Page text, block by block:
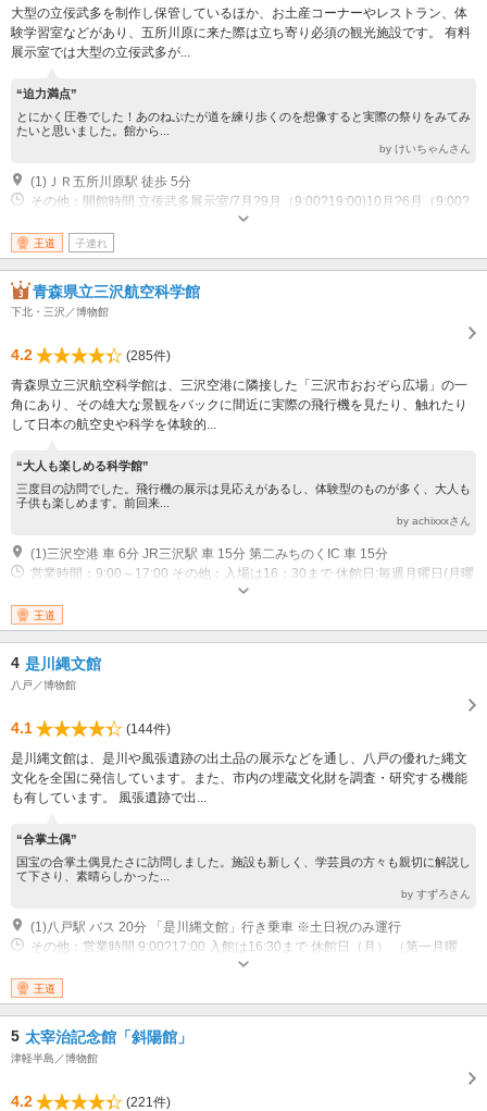
大型の立佞武多を制作し保管しているほか、お土産コーナーやレストラン、体
験学習室などがあり、五所川原に来た際は立ち寄り必須の観光施設です。 有料
展示室では大型の立佞武多が...
“迫力満点”
とにかく圧巻でした！あのねぷたが道を練り歩くのを想像すると実際の祭りをみてみ
たいと思いました。館から...
by けいちゃんさん
(1)ＪＲ五所川原駅 徒歩 5分
その他：開館時間 立佞武多展示室/7月?9月（9:00?19:00)10月?6月（9:00?
17:00） 美術展時ギャラリー/通年（9:00?17:00） 定休日 1月1日（営業の場
合有。要問合せ）
王道 子連れ
青森県立三沢航空科学館
下北・三沢／博物館
4.2
(285件)
青森県立三沢航空科学館は、三沢空港に隣接した「三沢市おおぞら広場」の一
角にあり、その雄大な景観をバックに間近に実際の飛行機を見たり、触れたり
して日本の航空史や科学を体験的...
“大人も楽しめる科学館”
三度目の訪問でした。飛行機の展示は見応えがあるし、体験型のものが多く、大人も
子供も楽しめます。前回来...
by achixxxさん
(1)三沢空港 車 6分 JR三沢駅 車 15分 第二みちのくIC 車 15分
営業時間：9:00～17:00 その他：入場は16：30まで 休館日:毎週月曜日(月曜
日が祝日の場合は翌日)､12月30日?1月1日
王道
4 是川縄文館
八戸／博物館
4.1
(144件)
是川縄文館は、是川や風張遺跡の出土品の展示などを通し、八戸の優れた縄文
文化を全国に発信しています。また、市内の埋蔵文化財を調査・研究する機能
も有しています。 風張遺跡で出...
“合掌土偶”
国宝の合掌土偶見たさに訪問しました。施設も新しく、学芸員の方々も親切に解説し
て下さり、素晴らしかった...
by すずろさん
(1)八戸駅 バス 20分 「是川縄文館」行き乗車 ※土日祝のみ運行
その他：営業時間 9:00?17:00 入館は16:30まで 休館日（月） （第一月曜
日、祝日・振替休日の場合は開館） 休館日 祝日・振替休日の翌日（土・日
曜日、祝日の場合は開館） 休館日 12月27日?1月4日 年末年始
王道
5 太宰治記念館「斜陽館」
津軽半島／博物館
4.2
(221件)